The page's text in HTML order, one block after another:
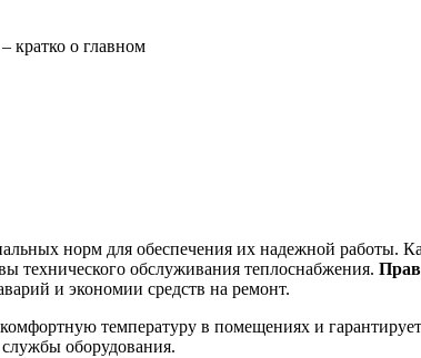
кратко о главном
норм для обеспечения их надежной работы.
технического обслуживания теплоснабжения.
и экономии средств на ремонт.
температуру в помещениях и
оборудования.